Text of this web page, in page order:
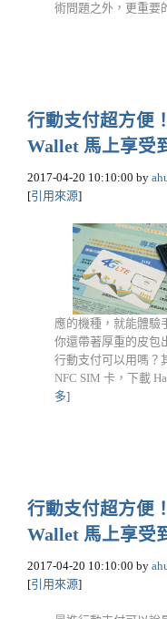
術問題之外，更重要
行動支付超方便
Wallet 馬上享受
2017-04-20 10:10:00 by
[引用來源]
應的機種，就能體驗
你還帶著厚重的皮包
行動支付可以用嗎？
NFC SIM 卡，下載
多]
行動支付超方便
Wallet 馬上享受
2017-04-20 10:10:00 by
[引用來源]